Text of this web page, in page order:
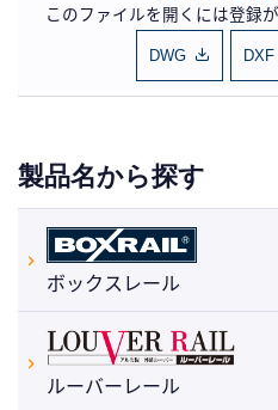
このファイルを開くには登録
DWG DXF
製品名から探す
ボックスレール
ルーバーレール